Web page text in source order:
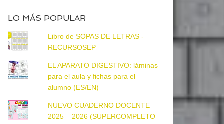
LO MÁS POPULAR
Libro de SOPAS DE LETRAS -
RECURSOSEP
EL APARATO DIGESTIVO: láminas
para el aula y fichas para el
alumno (ES/EN)
NUEVO CUADERNO DOCENTE
2025 – 2026 (SUPERCOMPLETO